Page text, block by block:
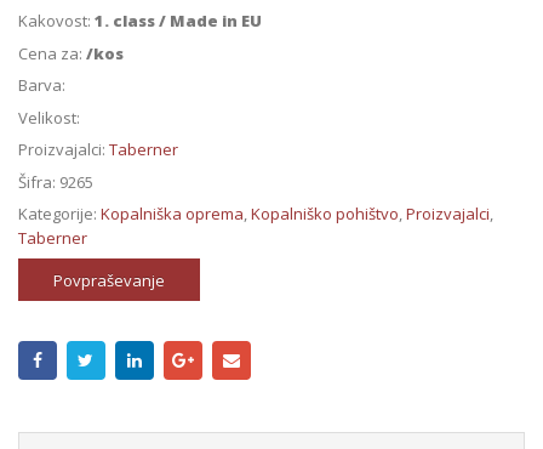
Kakovost: 1. class / Made in EU
Cena za: /kos
Barva:
Velikost:
Proizvajalci: Taberner
Šifra: 9265
Kategorije: Kopalniška oprema,Kopalniško pohištvo,Proizvajalci,
Taberner
Povpraševanje